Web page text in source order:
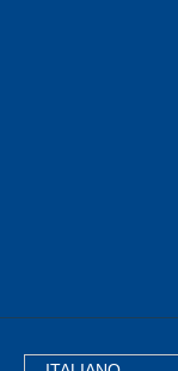
TEXT.LANGUAGE